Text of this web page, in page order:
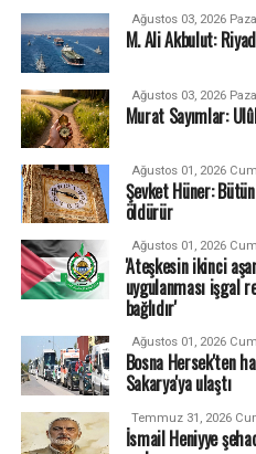
Ağustos 03, 2026
M. Ali Akbulut:
Ağustos 03, 2026
Murat Sayımlar:
Ağustos 01, 2026
Şevket Hüner:
öldürür
Ağustos 01, 2026
'Ateşkesin ikinci
uygulanması işgal
bağlıdır'
Ağustos 01, 2026
Bosna Hersek'ten
Sakarya'ya ulaştı
Temmuz 31, 2026
İsmail Heniyye